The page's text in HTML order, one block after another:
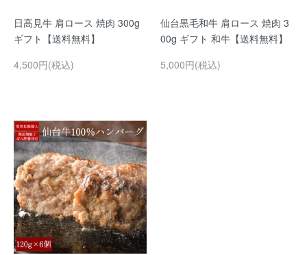
日高見牛 肩ロース 焼肉 300g
ギフト【送料無料】
4,500円(税込)
仙台黒毛和牛 肩ロース 焼肉 3
00g ギフト 和牛【送料無料】
5,000円(税込)